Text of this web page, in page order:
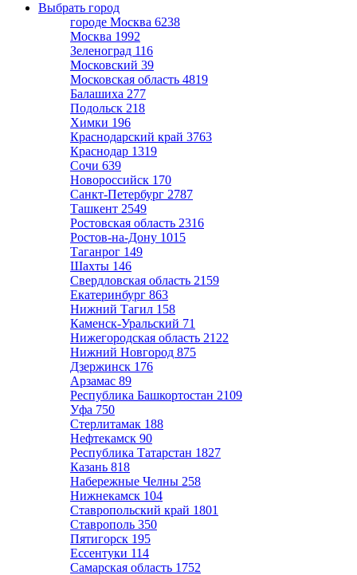
Выбрать город
городе Москва 6238
Москва 1992
Зеленоград 116
Московский 39
Московская область 4819
Балашиха 277
Подольск 218
Химки 196
Краснодарский край 3763
Краснодар 1319
Сочи 639
Новороссийск 170
Санкт-Петербург 2787
Ташкент 2549
Ростовская область 2316
Ростов-на-Дону 1015
Таганрог 149
Шахты 146
Свердловская область 2159
Екатеринбург 863
Нижний Тагил 158
Каменск-Уральский 71
Нижегородская область 2122
Нижний Новгород 875
Дзержинск 176
Арзамас 89
Республика Башкортостан 2109
Уфа 750
Стерлитамак 188
Нефтекамск 90
Республика Татарстан 1827
Казань 818
Набережные Челны 258
Нижнекамск 104
Ставропольский край 1801
Ставрополь 350
Пятигорск 195
Ессентуки 114
Самарская область 1752